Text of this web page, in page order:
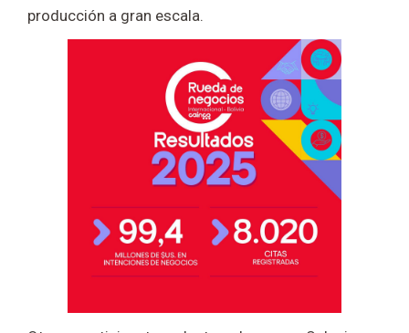
producción a gran escala.